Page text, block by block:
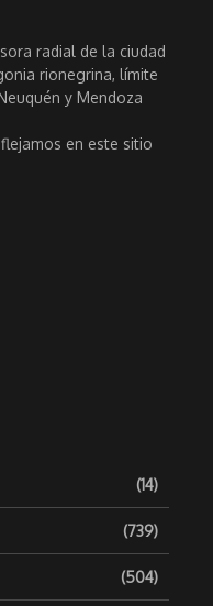
radial de la ciudad
rionegrina, límite
y Mendoza
en este sitio
(14)
(739)
(504)